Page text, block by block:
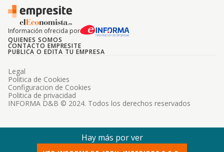
Información ofrecida por
QUIENES SOMOS
CONTACTO EMPRESITE
PUBLICA O EDITA TU EMPRESA
INFORMA D&B © 2024. Todos los derechos reservados
Legal
Politica de Cookies
Configuracion de Cookies
Politica de privacidad
Hay más por ver